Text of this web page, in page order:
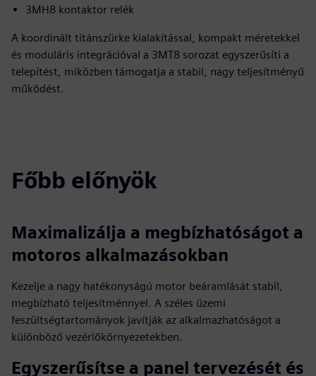
3MH8 kontaktor relék
A koordinált titánszürke kialakítással, kompakt méretekkel
és moduláris integrációval a 3MT8 sorozat egyszerűsíti a
telepítést, miközben támogatja a stabil, nagy teljesítményű
működést.
Főbb előnyök
Maximalizálja a megbízhatóságot a
motoros alkalmazásokban
Kezelje a nagy hatékonyságú motor beáramlását stabil,
megbízható teljesítménnyel. A széles üzemi
feszültségtartományok javítják az alkalmazhatóságot a
különböző vezérlőkörnyezetekben.
Egyszerűsítse a panel tervezését és